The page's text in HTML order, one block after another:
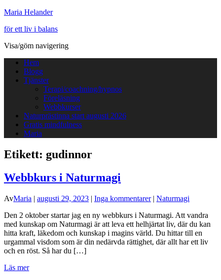
Maria Helander
för ett liv i balans
Visa/göm navigering
Hem
Blogg
Tjänster
Terapi/coachning/hypnos
Föreläsning
Webbkurser
Naturprästinna start augusti 2026
Gratis mindfulness
Maria
Etikett: gudinnor
Webbkurs i Naturmagi
AvMaria | augusti 29, 2023 | Inga kommentarer| Naturmagi
Den 2 oktober startar jag en ny webbkurs i Naturmagi. Att vandra
med kunskap om Naturmagi är att leva ett helhjärtat liv, där du kan
hitta kraft, läkedom och kunskap i magins värld. Du hittar till en
urgammal visdom som är din nedärvda rättighet, där allt har ett liv
och en röst. Så har du […]
Läs mer